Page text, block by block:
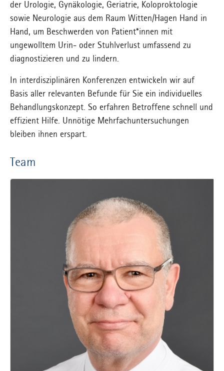
der Urologie, Gynäkologie, Geriatrie, Koloproktologie
sowie Neurologie aus dem Raum Witten/Hagen Hand in
Hand, um Beschwerden von Patient*innen mit
ungewolltem Urin- oder Stuhlverlust umfassend zu
diagnostizieren und zu lindern.
In interdisziplinären Konferenzen entwickeln wir auf
Basis aller relevanten Befunde für Sie ein individuelles
Behandlungskonzept. So erfahren Betroffene schnell und
effizient Hilfe. Unnötige Mehrfachuntersuchungen
bleiben ihnen erspart.
Team